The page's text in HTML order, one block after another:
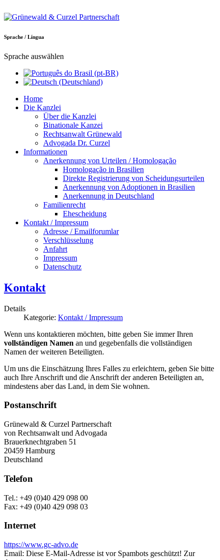
Sprache / Língua
Sprache auswählen
Home
Die Kanzlei
Über die Kanzlei
Binationale Kanzei
Rechtsanwalt Grünewald
Advogada Dr. Curzel
Informationen
Anerkennung von Urteilen / Homologação
Homologação in Brasilien
Direkte Registrierung von Scheidungsurteilen
Anerkennung von Adoptionen in Brasilien
Anerkennung in Deutschland
Familienrecht
Ehescheidung
Kontakt / Impressum
Adresse / Emailforumlar
Verschlüsselung
Anfahrt
Impressum
Datenschutz
Kontakt
Details
Kategorie: Kontakt / Impressum
Wenn uns kontaktieren möchten, bitte geben Sie immer Ihren
vollständigen Namen an und gegebenfalls die vollständigen
Namen der weiteren Beteiligten.
Um uns die Einschätzung Ihres Falles zu erleichtern, geben Sie bitte
auch Ihre Anschrift und die Anschrift der anderen Beteiligten an,
mindestens aber das Land, in dem Sie wohnen.
Postanschrift
Grünewald & Curzel Partnerschaft
von Rechtsanwalt und Advogada
Brauerknechtgraben 51
20459 Hamburg
Deutschland
Telefon
Tel.: +49 (0)40 429 098 00
Fax: +49 (0)40 429 098 03
Internet
https://www.gc-advo.de
Email: Diese E-Mail-Adresse ist vor Spambots geschützt! Zur